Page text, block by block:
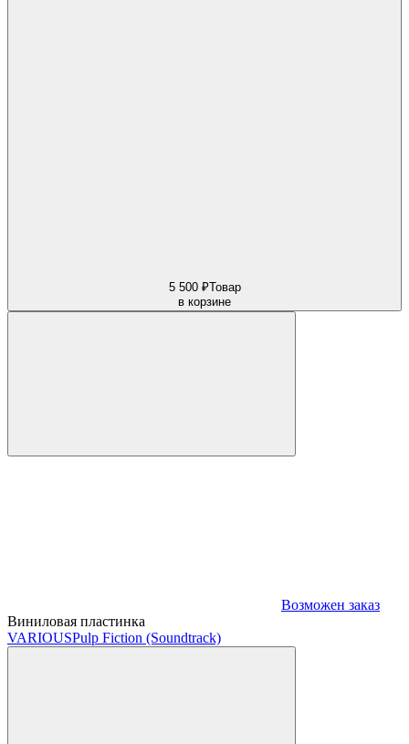
5 500 ₽Товар
в корзине
Возможен заказ
Виниловая пластинка
VARIOUSPulp Fiction (Soundtrack)